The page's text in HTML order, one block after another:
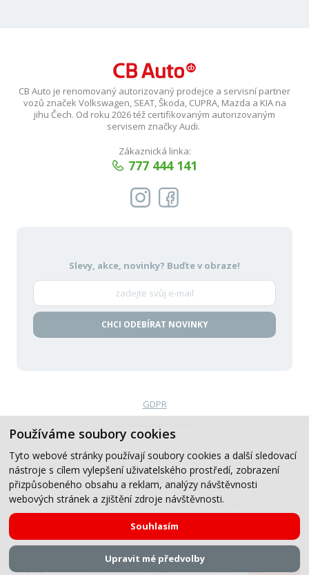
Používáme soubory cookies
Tyto webové stránky používají soubory cookies a další sledovací
nástroje s cílem vylepšení uživatelského prostředí, zobrazení
přizpůsobeného obsahu a reklam, analýzy návštěvnosti
webových stránek a zjištění zdroje návštěvnosti.
Souhlasím
Upravit mé předvolby
Úvod Zpět Kontakt Servis Menu
CB Auto je renomovaný autorizovaný prodejce a servisní partner
vozů značek Volkswagen, SEAT, Škoda, CUPRA, Mazda a KIA na
jihu Čech. Od roku 2026 též certifikovaným autorizovaným
servisem značky Audi.
Zákaznická linka:
777 444 141
Slevy, akce, novinky? Buďte v obraze!
CHCI ODEBÍRAT NOVINKY
© 2019-2026, CB Auto, All Rights Reserved.
GDPR
VOP
Created by